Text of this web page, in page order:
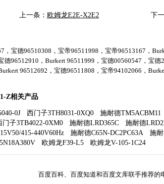
上一条： 欧姆龙E2E-X2E2 下
，宝德96510308，宝帝96511998，宝帝96513167，
德96512910，Burkert 96511999，宝德00560547，宝
96512692，宝德96511808，宝帝94102066，
Z相关产品
0J 西门子3TH8031-0XQ0 施耐德TM5ACBM11
门子3TB4022-0XM0 施耐德LRD365C 施耐德
415-440V60Hz
施耐德C65N-DC2PC63A 施
欧姆龙F39-L5 欧姆龙V-105-1C24
百度百科、百度知道和百度文库联手推荐的